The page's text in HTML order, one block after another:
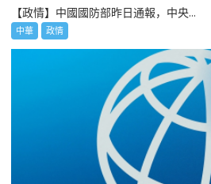
【政情】中國國防部昨日通報，中央...
中華 政情